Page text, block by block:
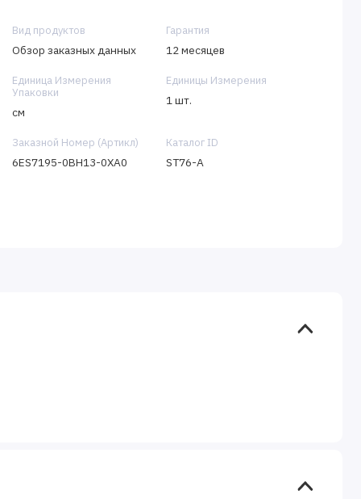
Вид продуктов
Обзор заказных данных
Гарантия
12 месяцев
Единица Измерения
Упаковки
см
Единицы Измерения
1 шт.
Заказной Номер (Артикл)
6ES7195-0BH13-0XA0
Каталог ID
ST76-A